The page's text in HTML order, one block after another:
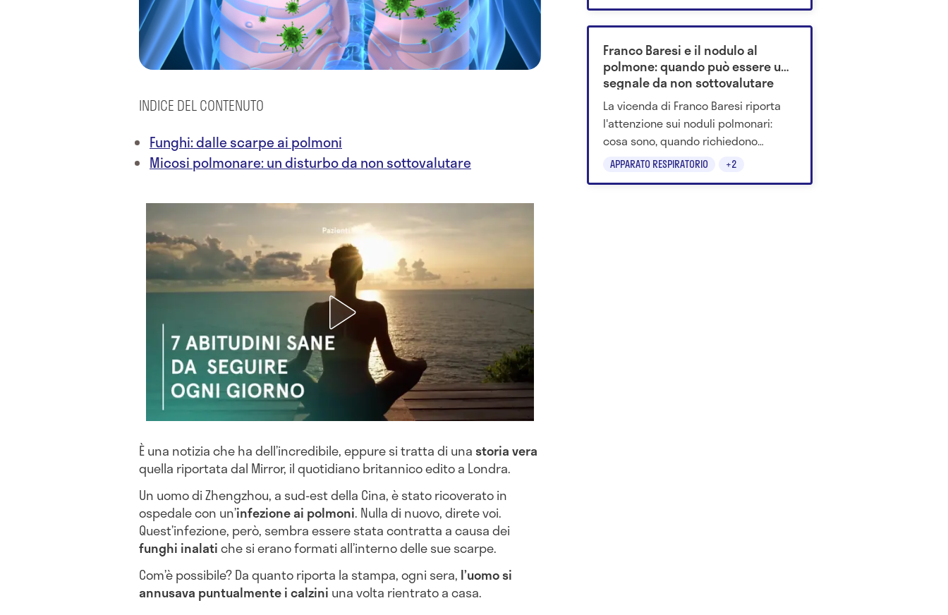
INDICE DEL CONTENUTO
Funghi: dalle scarpe ai polmoni
Micosi polmonare: un disturbo da non sottovalutare
È una notizia che ha dell’incredibile, eppure si tratta di unastoria vera
quella riportata dal Mirror, il quotidiano britannico edito a Londra.
Un uomo di Zhengzhou, a sud-est della Cina, è stato ricoverato in
ospedale con un’infezione ai polmoni. Nulla di nuovo, direte voi.
Quest’infezione, però, sembra essere stata contratta a causa dei
funghi inalatiche si erano formati all’interno delle sue scarpe.
Com’è possibile? Da quanto riporta la stampa, ogni sera, l’uomo si
annusava puntualmente i calzini una volta rientrato a casa.
APPARATO RESPIRATORIO +2
Franco Baresi e il nodulo al
polmone: quando può essere un
segnale da non sottovalutare
La vicenda di Franco Baresi riporta
l'attenzione sui noduli polmonari:
cosa sono, quando richiedono
accertamenti, i sintomi da non